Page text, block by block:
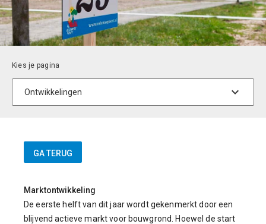
Marktontwikkeling
De eerste helft van dit jaar wordt gekenmerkt door een
blijvend actieve markt voor bouwgrond. Hoewel de start